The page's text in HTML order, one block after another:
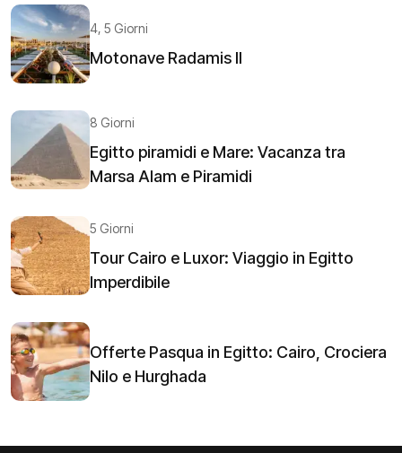
4, 5 Giorni
Motonave Radamis II
8 Giorni
Egitto piramidi e Mare: Vacanza tra
Marsa Alam e Piramidi
5 Giorni
Tour Cairo e Luxor: Viaggio in Egitto
Imperdibile
Offerte Pasqua in Egitto: Cairo, Crociera
Nilo e Hurghada